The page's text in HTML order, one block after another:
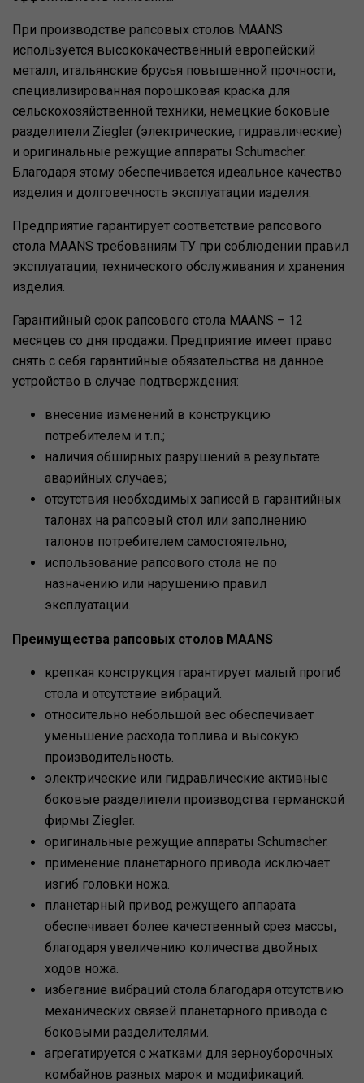
При производстве рапсовых столов MAANS
используется высококачественный европейский
металл, итальянские брусья повышенной прочности,
специализированная порошковая краска для
сельскохозяйственной техники, немецкие боковые
разделители Ziegler (электрические, гидравлические)
и оригинальные режущие аппараты Schumacher.
Благодаря этому обеспечивается идеальное качество
изделия и долговечность эксплуатации изделия.
Предприятие гарантирует соответствие рапсового
стола MAANS требованиям ТУ при соблюдении правил
эксплуатации, технического обслуживания и хранения
изделия.
Гарантийный срок рапсового стола MAANS – 12
месяцев со дня продажи. Предприятие имеет право
снять с себя гарантийные обязательства на данное
устройство в случае подтверждения:
внесение изменений в конструкцию
потребителем и т.п.;
наличия обширных разрушений в результате
аварийных случаев;
отсутствия необходимых записей в гарантийных
талонах на рапсовый стол или заполнению
талонов потребителем самостоятельно;
использование рапсового стола не по
назначению или нарушению правил
эксплуатации.
Преимущества рапсовых столов MAANS
крепкая конструкция гарантирует малый прогиб
стола и отсутствие вибраций.
относительно небольшой вес обеспечивает
уменьшение расхода топлива и высокую
производительность.
электрические или гидравлические активные
боковые разделители производства германской
фирмы Ziegler.
оригинальные режущие аппараты Schumacher.
применение планетарного привода исключает
изгиб головки ножа.
планетарный привод режущего аппарата
обеспечивает более качественный срез массы,
благодаря увеличению количества двойных
ходов ножа.
избегание вибраций стола благодаря отсутствию
механических связей планетарного привода с
боковыми разделителями.
агрегатируется с жатками для зерноуборочных
комбайнов разных марок и модификаций.